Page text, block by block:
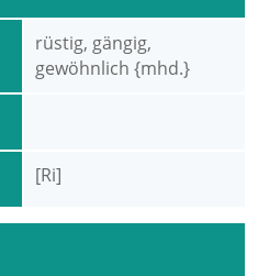
rüstig, gängig,
gewöhnlich {mhd.}
[Ri]